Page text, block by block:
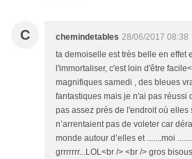
C chemindetables 28/06/2017 08:38
ta demoiselle est très belle en effet
l'immortaliser, c'est loin d'être
magnifiques samedi , des bleues
fantastiques mais je n'ai pas réussi
pas assez près de l'endroit où elles
n’arrentaient pas de voleter car
monde autour d’elles et .......moi
grrrrrrr...LOL<br /> <br /> gros